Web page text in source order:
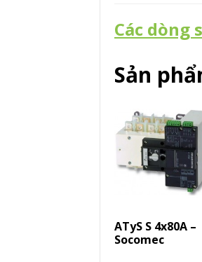
Các dòng
Sản
ATyS S 4x80A –
Socomec